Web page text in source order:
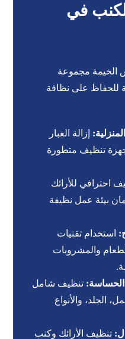
في
مجموعة
للحفاظ على نظافة
إزالة الغبار
تنظيف متطورة
احترافي للأرائك
بيئة عمل نظيفة
استخدام تقنيات
والمشروبات
الحساسة: تنظيف شامل
الجلد، والأنواع
تنظيف الأرائك وكنب